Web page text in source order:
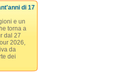
di 17
e un
torna a
dal 27
2026,
da
dei